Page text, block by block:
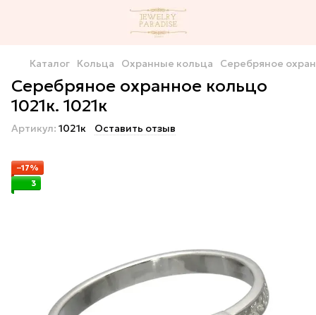
Каталог Кольца Охранные кольца Серебряное
Серебряное охранное кольцо
1021к. 1021к
Артикул: 1021к Оставить отзыв
−17%
3